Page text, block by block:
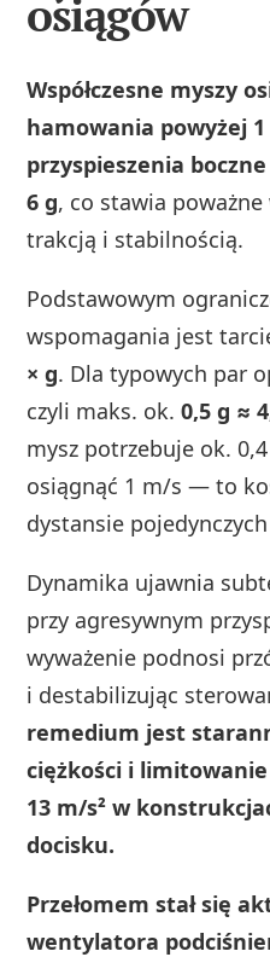
osiągów
Współczesne myszy
hamowania powyżej 1
przyspieszenia
6 g, co stawia poważne
trakcją i stabilnością.
Podstawowym
wspomagania jest
× g. Dla typowych par
czyli maks. ok.0,5 g ≈
mysz potrzebuje ok.
osiągnąć 1 m/s — to
dystansie
Dynamika ujawnia
przy agresywnym
wyważenie podnosi
i destabilizując
remedium jest
ciężkości i
13 m/s² w
docisku.
Przełomem stał się
wentylatora